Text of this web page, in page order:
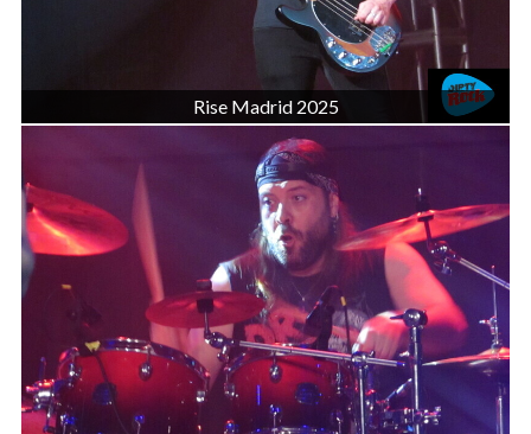
Rise Madrid 2025